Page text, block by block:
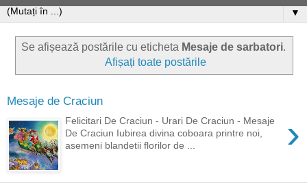
▼
Se afișează postările cu eticheta Mesaje de sarbatori.
Afișați toate postările
Mesaje de Craciun
›
Felicitari De Craciun - Urari De Craciun - Mesaje
De Craciun Iubirea divina coboara printre noi,
asemeni blandetii florilor de ...